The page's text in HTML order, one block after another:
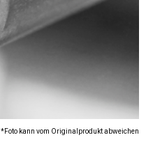
*Foto kann vom Originalprodukt abweichen